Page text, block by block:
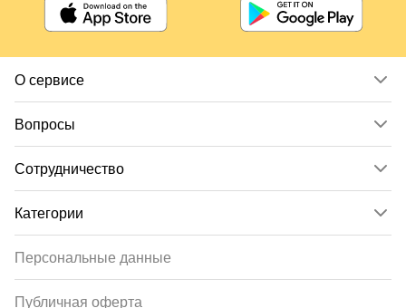
О сервисе
Вопросы
Сотрудничество
Категории
Персональные данные
Публичная оферта